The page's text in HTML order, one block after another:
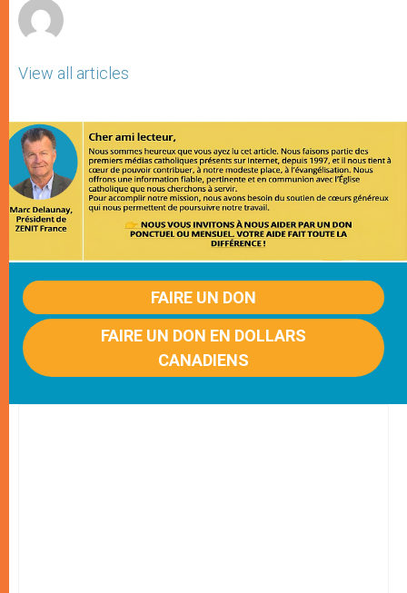
View all articles
FAIRE UN DON
FAIRE UN DON EN DOLLARS
CANADIENS